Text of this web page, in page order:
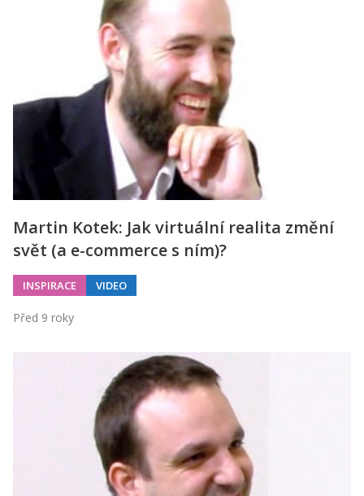
Martin Kotek: Jak virtuální realita změní
svět (a e-commerce s ním)?
INSPIRACE VIDEO
Před 9 roky